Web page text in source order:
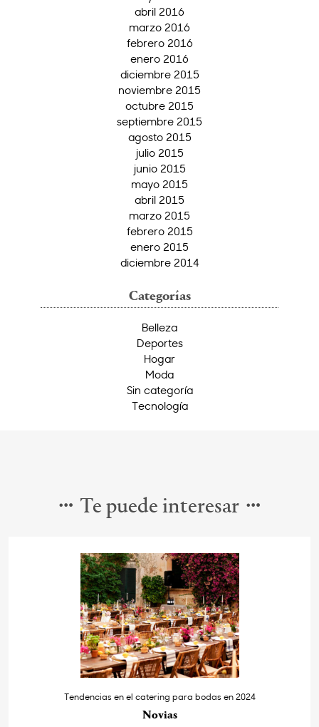
abril 2016
marzo 2016
febrero 2016
enero 2016
diciembre 2015
noviembre 2015
octubre 2015
septiembre 2015
agosto 2015
julio 2015
junio 2015
mayo 2015
abril 2015
marzo 2015
febrero 2015
enero 2015
diciembre 2014
Categorías
Belleza
Deportes
Hogar
Moda
Sin categoría
Tecnología
Te puede interesar
Tendencias en el catering para bodas en 2024
Novias